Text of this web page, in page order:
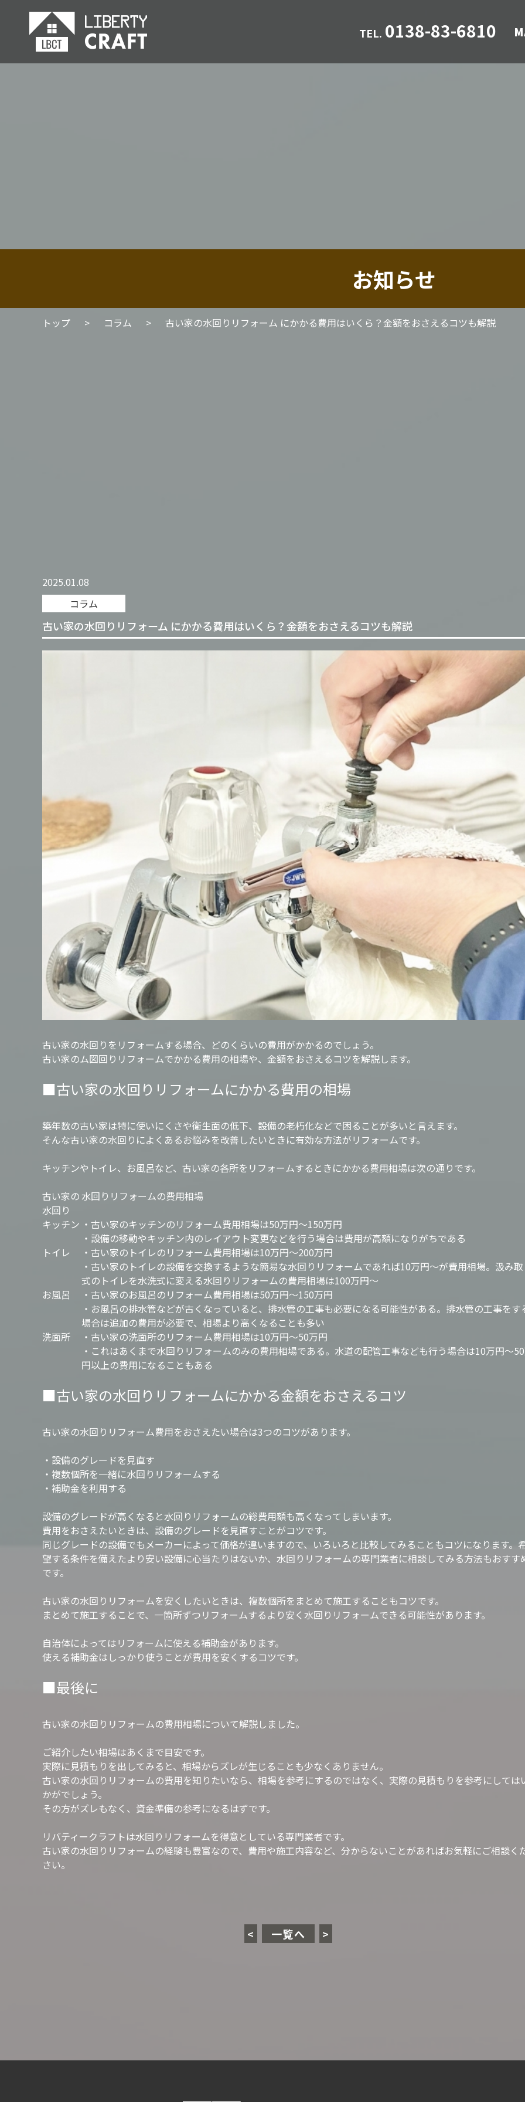
TEL. 0138-83-6810
お知らせ
トップ > コラム > 古い家の水回りリフォーム にかかる費用はいくら？金額をおさえるコツも解説
2025.01.08
コラム
古い家の水回りリフォーム にかかる費用はいくら？金額をおさえるコツも解説
古い家の水回りをリフォームする場合、どのくらいの費用がかかるのでしょう。
古い家のム図回りリフォームでかかる費用の相場や、金額をおさえるコツを解説します。
■古い家の水回りリフォームにかかる費用の相場
築年数の古い家は特に使いにくさや衛生面の低下、設備の老朽化などで困ることが多いと言えます。
そんな古い家の水回りによくあるお悩みを改善したいときに有効な方法がリフォームです。
キッチンやトイレ、お風呂など、古い家の各所をリフォームするときにかかる費用相場は次の通りです。
古い家の
水回り
水回りリフォームの費用相場
キッチン ・古い家のキッチンのリフォーム費用相場は50万円～150万円
・設備の移動やキッチン内のレイアウト変更などを行う場合は費用が高額になりがちである
トイレ
・古い家のトイレのリフォーム費用相場は10万円～200万円
・古い家のトイレの設備を交換するような簡易な水回りリフォームであれば10万円～が費用相場。汲み
式のトイレを水洗式に変える水回りリフォームの費用相場は100万円～
お風呂
・古い家のお風呂のリフォーム費用相場は50万円～150万円
・お風呂の排水管などが古くなっていると、排水管の工事も必要になる可能性がある。排水管の工事をす
場合は追加の費用が必要で、相場より高くなることも多い
洗面所
・古い家の洗面所のリフォーム費用相場は10万円～50万円
・これはあくまで水回りリフォームのみの費用相場である。水道の配管工事なども行う場合は10万円～
円以上の費用になることもある
■古い家の水回りリフォームにかかる金額をおさえるコツ
古い家の水回りリフォーム費用をおさえたい場合は3つのコツがあります。
・設備のグレードを見直す
・複数個所を一緒に水回りリフォームする
・補助金を利用する
設備のグレードが高くなると水回りリフォームの総費用額も高くなってしまいます。
費用をおさえたいときは、設備のグレードを見直すことがコツです。
同じグレードの設備でもメーカーによって価格が違いますので、いろいろと比較してみることもコツになります。
望する条件を備えたより安い設備に心当たりはないか、水回りリフォームの専門業者に相談してみる方法もおすす
です。
古い家の水回りリフォームを安くしたいときは、複数個所をまとめて施工することもコツです。
まとめて施工することで、一箇所ずつリフォームするより安く水回りリフォームできる可能性があります。
自治体によってはリフォームに使える補助金があります。
使える補助金はしっかり使うことが費用を安くするコツです。
■最後に
古い家の水回りリフォームの費用相場について解説しました。
ご紹介したい相場はあくまで目安です。
実際に見積もりを出してみると、相場からズレが生じることも少なくありません。
古い家の水回りリフォームの費用を知りたいなら、相場を参考にするのではなく、実際の見積もりを参考にしては
かがでしょう。
その方がズレもなく、資金準備の参考になるはずです。
リバティークラフトは水回りリフォームを得意としている専門業者です。
古い家の水回りリフォームの経験も豊富なので、費用や施工内容など、分からないことがあればお気軽にご相談く
さい。
< 一覧へ >